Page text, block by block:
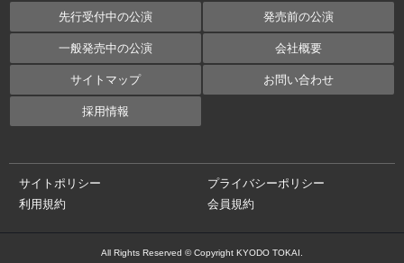
先行受付中の公演 発売前の公演
一般発売中の公演 会社概要
サイトマップ お問い合わせ
採用情報
サイトポリシー
プライバシーポリシー
利用規約
会員規約
All Rights Reserved © Copyright KYODO TOKAI.